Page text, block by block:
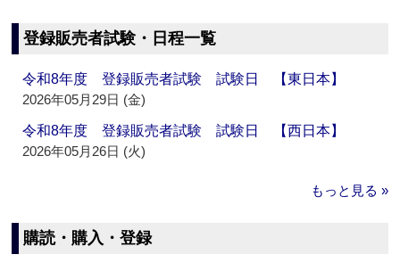
登録販売者試験・日程一覧
令和8年度 登録販売者試験 試験日 【東日本】
2026年05月29日 (金)
令和8年度 登録販売者試験 試験日 【西日本】
2026年05月26日 (火)
もっと見る »
購読・購入・登録